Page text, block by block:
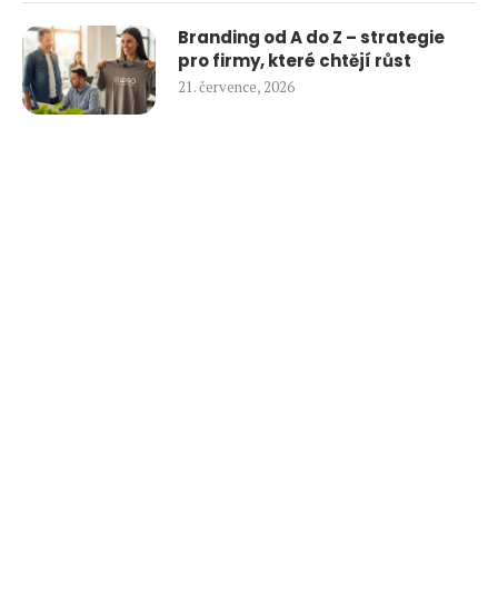
Branding od A do Z – strategie
pro firmy, které chtějí růst
21. července, 2026